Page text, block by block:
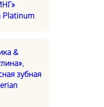
Platinum
&
зубная